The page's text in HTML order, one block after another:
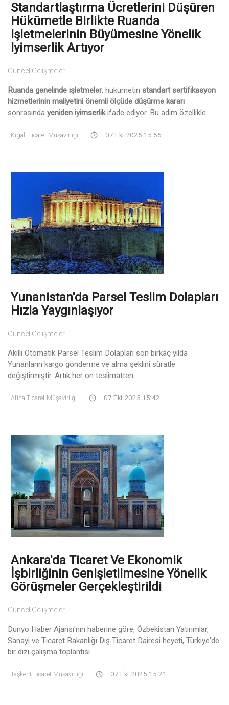
Standartlaştırma Ücretlerini Düşüren
Hükümetle Birlikte Ruanda
Işletmelerinin Büyümesine Yönelik
Iyimserlik Artıyor
Güncel Gelişmeler
Ruanda genelinde işletmeler, hükümetin standart sertifikasyon
hizmetlerinin maliyetini önemli ölçüde düşürme kararı
sonrasında yeniden iyimserlikifade ediyor. Bu adım özellikle ...
Kigali Ticaret Müşavirliği 07 Eki 2025 15:55
Yunanistan'da Parsel Teslim Dolapları
Hızla Yaygınlaşıyor
Güncel Gelişmeler
Akıllı Otomatik Parsel Teslim Dolapları son birkaç yılda
Yunanların kargo gönderme ve alma şeklini süratle
değiştirmiştir. Artık her on teslimatten ...
Atina Ticaret Müşavirliği 07 Eki 2025 15:42
Ankara'da Ticaret Ve Ekonomik
İşbirliğinin Genişletilmesine Yönelik
Görüşmeler Gerçekleştirildi
Güncel Gelişmeler
Dunyo Haber Ajansı'nın haberine göre, Özbekistan Yatırımlar,
Sanayi ve Ticaret Bakanlığı Dış Ticaret Dairesi heyeti, Türkiye'de
bir dizi çalışma toplantısı ...
Taşkent Ticaret Müşavirliği 07 Eki 2025 15:21